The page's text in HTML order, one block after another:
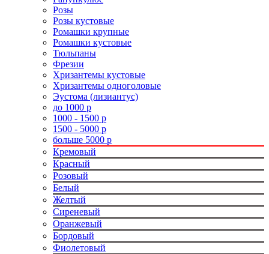
Розы
Розы кустовые
Ромашки крупные
Ромашки кустовые
Тюльпаны
Фрезии
Хризантемы кустовые
Хризантемы одноголовые
Эустома (лизиантус)
до 1000 р
1000 - 1500 р
1500 - 5000 р
больше 5000 р
Кремовый
Красный
Розовый
Белый
Желтый
Сиреневый
Оранжевый
Бордовый
Фиолетовый